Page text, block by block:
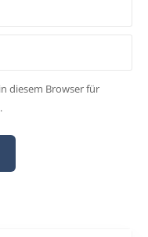
diesem Browser für